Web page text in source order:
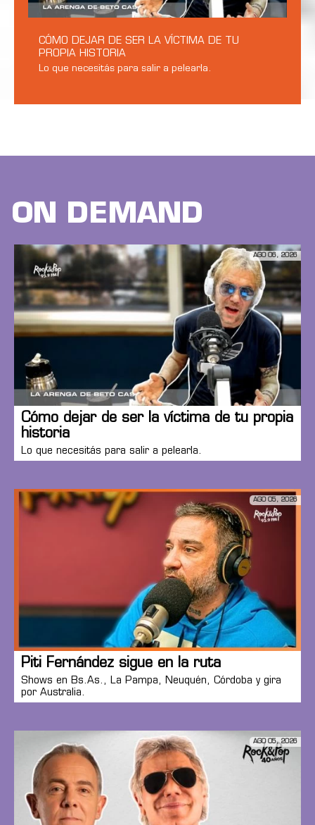
CÓMO DEJAR DE SER LA VÍCTIMA DE TU
PROPIA HISTORIA
Lo que necesitás para salir a pelearla.
ON DEMAND
AGO 06, 2026
Cómo dejar de ser la víctima de tu propia
historia
Lo que necesitás para salir a pelearla.
AGO 05, 2026
Piti Fernández sigue en la ruta
Shows en Bs.As., La Pampa, Neuquén, Córdoba y gira
por Australia.
AGO 05, 2026